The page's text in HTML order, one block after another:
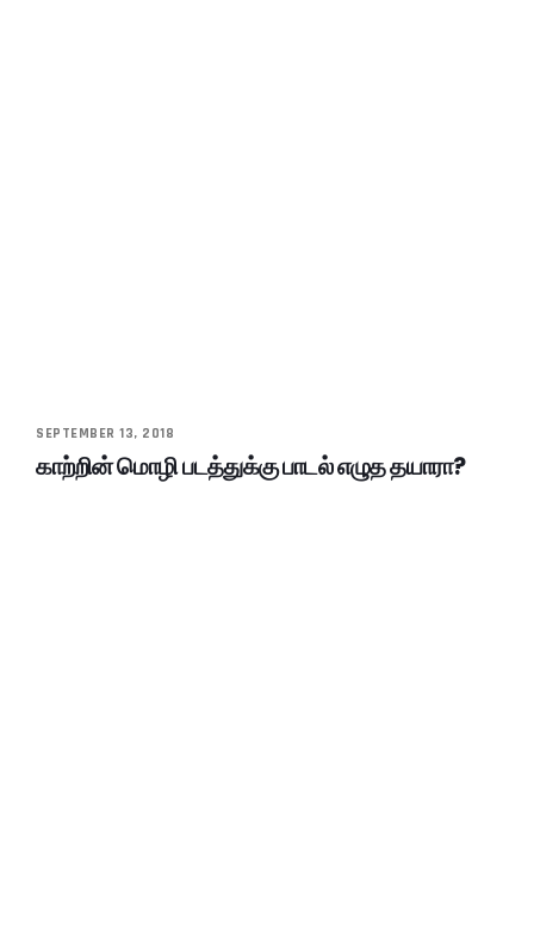
SEPTEMBER 13, 2018
காற்றின் மொழி படத்துக்கு பாடல் எழுத தயாரா?